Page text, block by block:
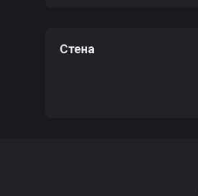
Стена